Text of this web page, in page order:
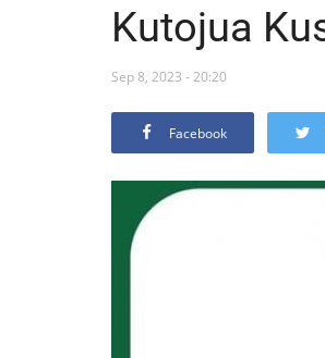
Kutojua
Sep 8, 2023 - 20:20
Facebook